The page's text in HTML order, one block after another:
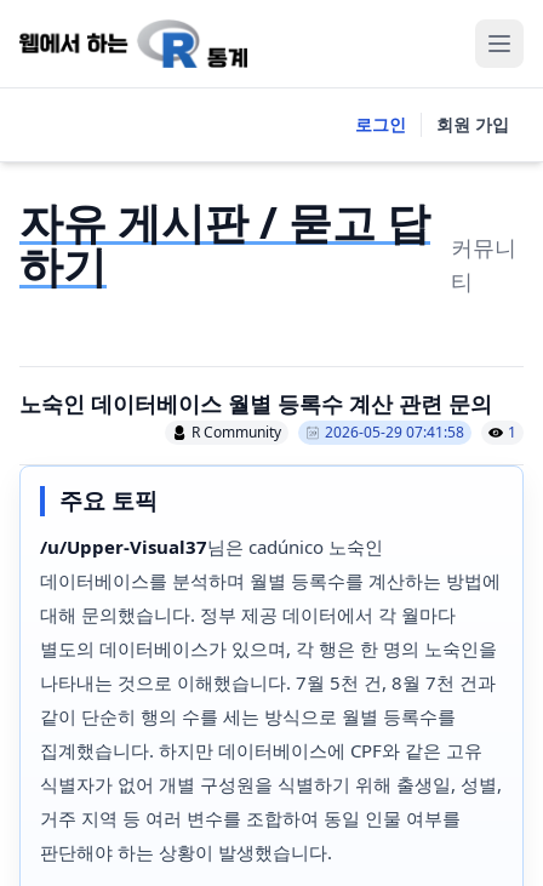
로그인 회원 가입
자유 게시판 / 묻고 답
하기
커뮤니
티
노숙인 데이터베이스 월별 등록수 계산 관련 문의
R Community 2026-05-29 07:41:58 1
주요 토픽
/u/Upper-Visual37님은 cadúnico 노숙인
데이터베이스를 분석하며 월별 등록수를 계산하는 방법에
대해 문의했습니다. 정부 제공 데이터에서 각 월마다
별도의 데이터베이스가 있으며, 각 행은 한 명의 노숙인을
나타내는 것으로 이해했습니다. 7월 5천 건, 8월 7천 건과
같이 단순히 행의 수를 세는 방식으로 월별 등록수를
집계했습니다. 하지만 데이터베이스에 CPF와 같은 고유
식별자가 없어 개별 구성원을 식별하기 위해 출생일, 성별,
거주 지역 등 여러 변수를 조합하여 동일 인물 여부를
판단해야 하는 상황이 발생했습니다.